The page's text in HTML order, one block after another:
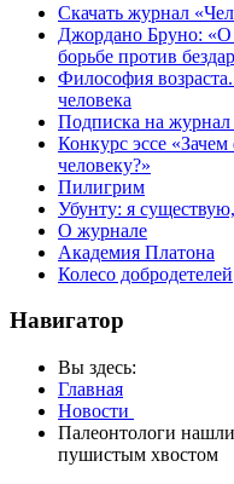
Скачать журнал
Джордано Бруно: «О
борьбе против
Философия
человека
Подписка на журнал
Конкурс эссе
человеку?»
Пилигрим
Убунту: я
О журнале
Академия Платона
Колесо добродетелей
Навигатор
Вы здесь:
Главная
Новости
Палеонтологи
пушистым хвостом